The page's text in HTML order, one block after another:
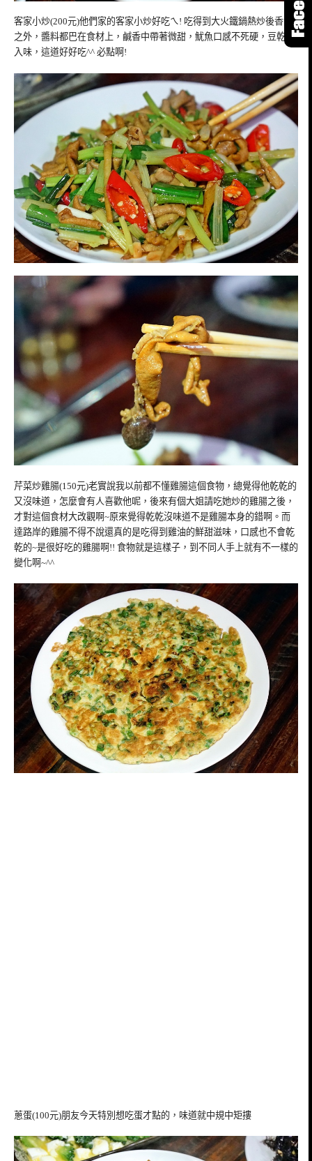
客家小炒(200元)他們家的客家小炒好吃ㄟ! 吃得到大火鐵鍋熱炒後香氣
之外，醬料都巴在食材上，鹹香中帶著微甜，魷魚口感不死硬，豆乾又
入味，這道好好吃^^ 必點啊!
芹菜炒雞腸(150元)老實說我以前都不懂雞腸這個食物，總覺得他乾乾的
又沒味道，怎麼會有人喜歡他呢，後來有個大姐請吃她炒的雞腸之後，
才對這個食材大改觀啊~原來覺得乾乾沒味道不是雞腸本身的錯啊。而
達路岸的雞腸不得不說還真的是吃得到雞油的鮮甜滋味，口感也不會乾
乾的~是很好吃的雞腸啊!! 食物就是這樣子，到不同人手上就有不一樣的
變化啊~^^
蔥蛋(100元)朋友今天特別想吃蛋才點的，味道就中規中矩摟